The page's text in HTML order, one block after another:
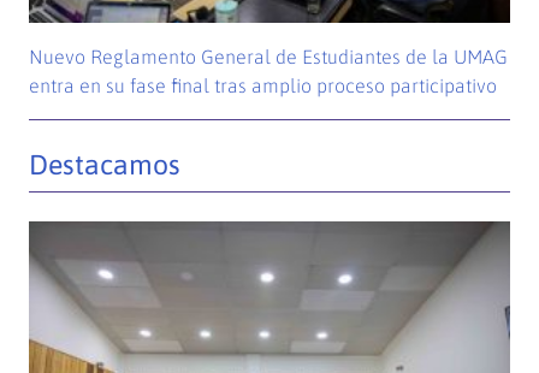
Nuevo Reglamento General de Estudiantes de la UMAG
entra en su fase final tras amplio proceso participativo
Destacamos